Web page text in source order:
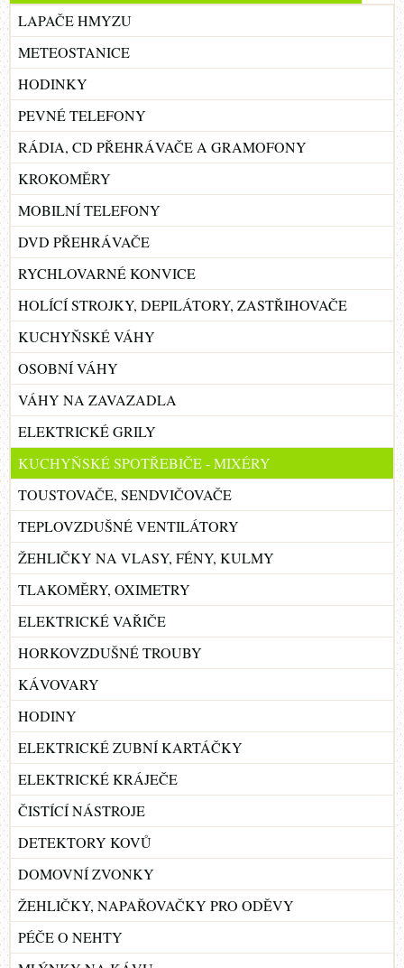
LAPAČE HMYZU
METEOSTANICE
HODINKY
PEVNÉ TELEFONY
RÁDIA, CD PŘEHRÁVAČE A GRAMOFONY
KROKOMĚRY
MOBILNÍ TELEFONY
DVD PŘEHRÁVAČE
RYCHLOVARNÉ KONVICE
HOLÍCÍ STROJKY, DEPILÁTORY, ZASTŘIHOVAČE
KUCHYŇSKÉ VÁHY
OSOBNÍ VÁHY
VÁHY NA ZAVAZADLA
ELEKTRICKÉ GRILY
KUCHYŇSKÉ SPOTŘEBIČE - MIXÉRY
TOUSTOVAČE, SENDVIČOVAČE
TEPLOVZDUŠNÉ VENTILÁTORY
ŽEHLIČKY NA VLASY, FÉNY, KULMY
TLAKOMĚRY, OXIMETRY
ELEKTRICKÉ VAŘIČE
HORKOVZDUŠNÉ TROUBY
KÁVOVARY
HODINY
ELEKTRICKÉ ZUBNÍ KARTÁČKY
ELEKTRICKÉ KRÁJEČE
ČISTÍCÍ NÁSTROJE
DETEKTORY KOVŮ
DOMOVNÍ ZVONKY
ŽEHLIČKY, NAPAŘOVAČKY PRO ODĚVY
PÉČE O NEHTY